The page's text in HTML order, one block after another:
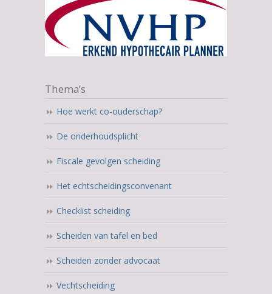
Thema’s
Hoe werkt co-ouderschap?
De onderhoudsplicht
Fiscale gevolgen scheiding
Het echtscheidingsconvenant
Checklist scheiding
Scheiden van tafel en bed
Scheiden zonder advocaat
Vechtscheiding